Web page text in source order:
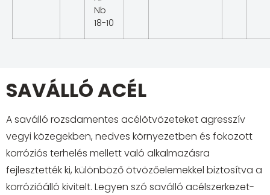
Nb
18-10
SAVÁLLÓ ACÉL
A saválló rozsdamentes acélötvözeteket agresszív
vegyi közegekben, nedves környezetben és fokozott
korróziós terhelés mellett való alkalmazásra
fejlesztették ki, különböző ötvözőelemekkel biztosítva a
korrózióálló kivitelt. Legyen szó saválló acélszerkezet-